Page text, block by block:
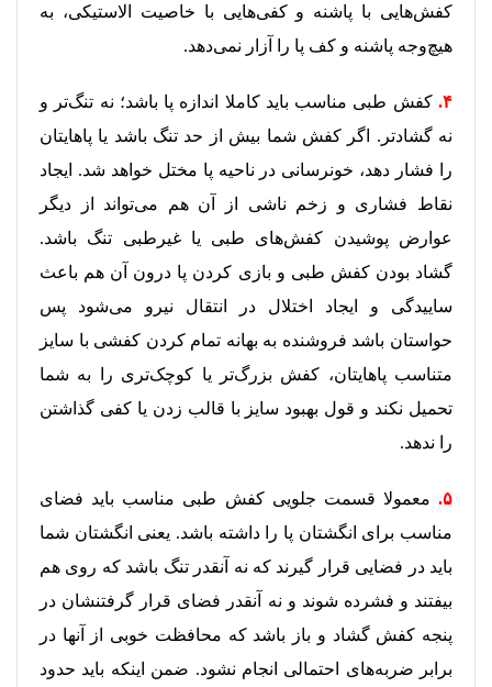
کفش‌هایی با پاشنه و کفی‌هایی با خاصیت الاستیکی، به
هیچ‌وجه پاشنه و کف پا را آزار نمی‌دهد.
۴. کفش طبی مناسب باید کاملا اندازه پا باشد؛ نه تنگ‌تر و
نه گشادتر. اگر کفش شما بیش از حد تنگ باشد یا پاهایتان
را فشار دهد، خونرسانی در ناحیه پا مختل خواهد شد. ایجاد
نقاط فشاری و زخم ناشی از آن هم می‌تواند از دیگر
عوارض پوشیدن کفش‌های طبی یا غیرطبی تنگ باشد.
گشاد بودن کفش طبی و بازی کردن پا درون آن هم باعث
ساییدگی و ایجاد اختلال در انتقال نیرو می‌شود پس
حواستان باشد فروشنده به بهانه تمام کردن کفشی با سایز
متناسب پاهایتان،‌ کفش بزرگ‌تر یا کوچک‌تری را به شما
تحمیل نکند و قول بهبود سایز با قالب زدن یا کفی گذاشتن
را ندهد.
۵.
معمولا قسمت جلویی کفش طبی مناسب باید فضای
مناسب برای انگشتان پا را داشته باشد. یعنی انگشتان شما
باید در فضایی قرار گیرند که نه آنقدر تنگ باشد که روی هم
بیفتند و فشرده شوند و نه آنقدر فضای قرار گرفتنشان در
پنجه کفش گشاد و باز باشد که محافظت خوبی از آنها در
برابر ضربه‌های احتمالی انجام نشود. ضمن اینکه باید حدود